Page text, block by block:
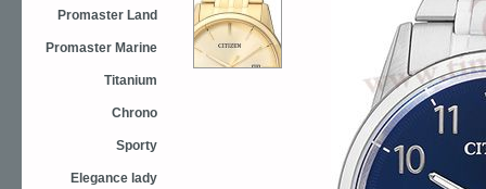
Promaster Land
Promaster Marine
Titanium
Chrono
Sporty
Elegance lady